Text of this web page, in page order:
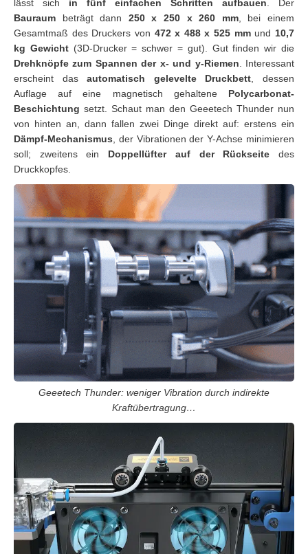
lässt sich in fünf einfachen Schritten aufbauen. Der
Bauraum beträgt dann 250 x 250 x 260 mm, bei einem
Gesamtmaß des Druckers von 472 x 488 x 525 mmund10,7
kg Gewicht(3D-Drucker = schwer = gut). Gut finden wir die
Drehknöpfe zum Spannen der x- und y-Riemen. Interessant
erscheint dasautomatisch gelevelte Druckbett, dessen
Auflage auf eine magnetisch gehaltene Polycarbonat-
Beschichtung setzt. Schaut man den Geeetech Thunder nun
von hinten an, dann fallen zwei Dinge direkt auf: erstens ein
Dämpf-Mechanismus, der Vibrationen der Y-Achse minimieren
soll; zweitens ein Doppellüfter auf der Rückseite des
Druckkopfes.
Geeetech Thunder: weniger Vibration durch indirekte
Kraftübertragung…